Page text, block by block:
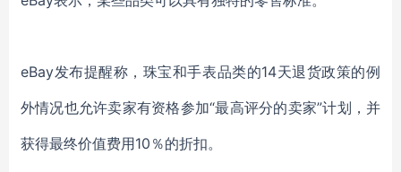
eBay发布提醒称，珠宝和手表品类的14天退货政策的例
外情况也允许卖家有资格参加“最高评分的卖家”计划，并
获得最终价值费用10％的折扣。